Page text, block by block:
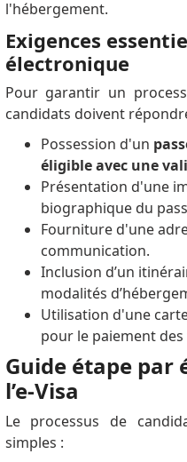
l'hébergement.
Exigences
électronique
Pour garantir un
candidats doivent
Possession d'un
éligible avec une
Présentation d'une
biographique du
Fourniture d'une
communication.
Inclusion d’un
modalités
Utilisation d'une
pour le paiement des
Guide étape par
l’e-Visa
Le processus de
simples :